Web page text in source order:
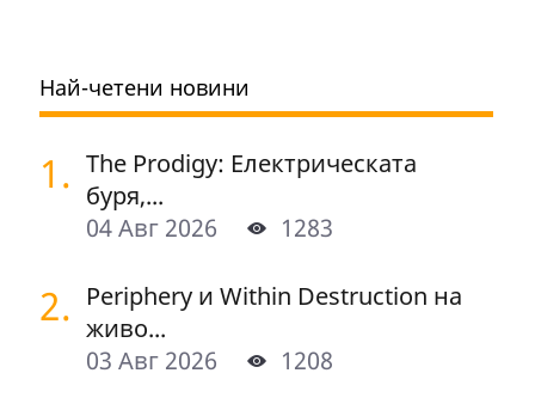
Най-четени новини
1. The Prodigy: Електрическата
буря,...
04 Авг 2026
1283
2. Periphery и Within Destruction на
живо...
03 Авг 2026
1208